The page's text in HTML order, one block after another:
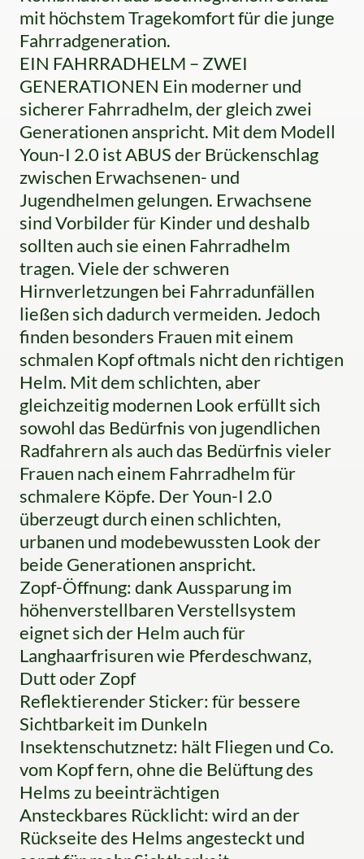
mit höchstem Tragekomfort für die junge
Fahrradgeneration.
EIN FAHRRADHELM – ZWEI
GENERATIONEN Ein moderner und
sicherer Fahrradhelm, der gleich zwei
Generationen anspricht. Mit dem Modell
Youn-I 2.0 ist ABUS der Brückenschlag
zwischen Erwachsenen- und
Jugendhelmen gelungen. Erwachsene
sind Vorbilder für Kinder und deshalb
sollten auch sie einen Fahrradhelm
tragen. Viele der schweren
Hirnverletzungen bei Fahrradunfällen
ließen sich dadurch vermeiden. Jedoch
finden besonders Frauen mit einem
schmalen Kopf oftmals nicht den richtigen
Helm. Mit dem schlichten, aber
gleichzeitig modernen Look erfüllt sich
sowohl das Bedürfnis von jugendlichen
Radfahrern als auch das Bedürfnis vieler
Frauen nach einem Fahrradhelm für
schmalere Köpfe. Der Youn-I 2.0
überzeugt durch einen schlichten,
urbanen und modebewussten Look der
beide Generationen anspricht.
Zopf-Öffnung: dank Aussparung im
höhenverstellbaren Verstellsystem
eignet sich der Helm auch für
Langhaarfrisuren wie Pferdeschwanz,
Dutt oder Zopf
Reflektierender Sticker: für bessere
Sichtbarkeit im Dunkeln
Insektenschutznetz: hält Fliegen und Co.
vom Kopf fern, ohne die Belüftung des
Helms zu beeinträchtigen
Ansteckbares Rücklicht: wird an der
Rückseite des Helms angesteckt und